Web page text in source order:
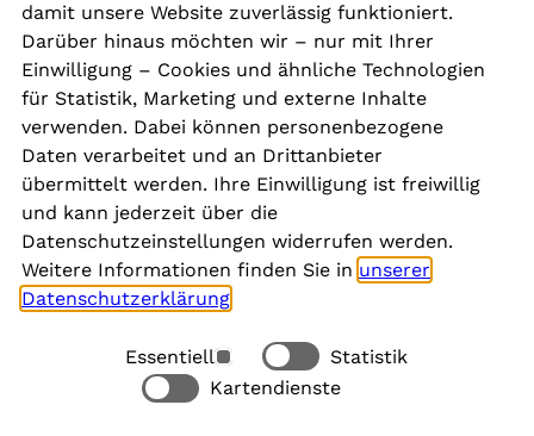
Kontakt
Presse
Aktuelles
Karriere
Newsletter
Social Media
Rechtliches
damit unsere Website zuverlässig funktioniert.
Darüber hinaus möchten wir – nur mit Ihrer
Einwilligung – Cookies und ähnliche Technologien
für Statistik, Marketing und externe Inhalte
verwenden. Dabei können personenbezogene
Daten verarbeitet und an Drittanbieter
übermittelt werden. Ihre Einwilligung ist freiwillig
und kann jederzeit über die
Datenschutzeinstellungen widerrufen werden.
Weitere Informationen finden Sie in unserer
Datenschutzerklärung
Essentiell
Statistik
Kartendienste